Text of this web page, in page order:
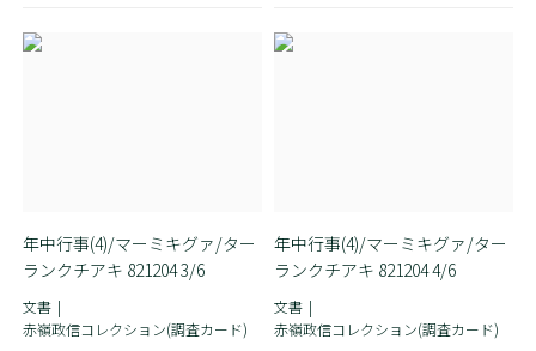
年中行事(4)/マーミキグァ/ター
ランクチアキ 821204 3/6
文書
赤嶺政信コレクション(調査カード)
年中行事(4)/マーミキグァ/ター
ランクチアキ 821204 4/6
文書
赤嶺政信コレクション(調査カード)